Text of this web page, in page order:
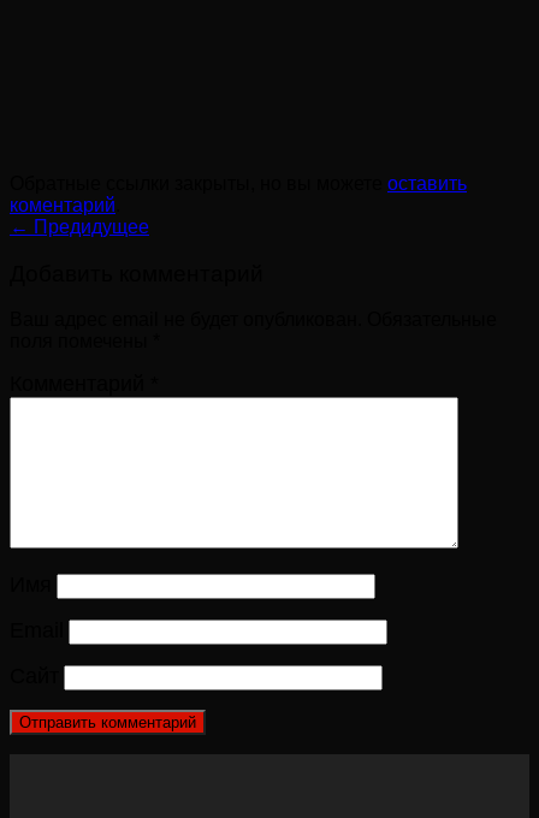
оставить
коментарий
← Предидущее